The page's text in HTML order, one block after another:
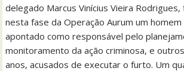
delegado Marcus Vinícius Vieira
nesta fase da Operação Aurum um
apontado como responsável pelo
monitoramento da ação criminosa, e
anos, acusados de executar o furto. Um